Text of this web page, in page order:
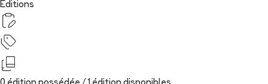
Editions